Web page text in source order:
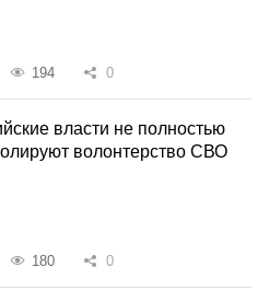
194 0
власти не полностью
волонтерство СВО
180 0